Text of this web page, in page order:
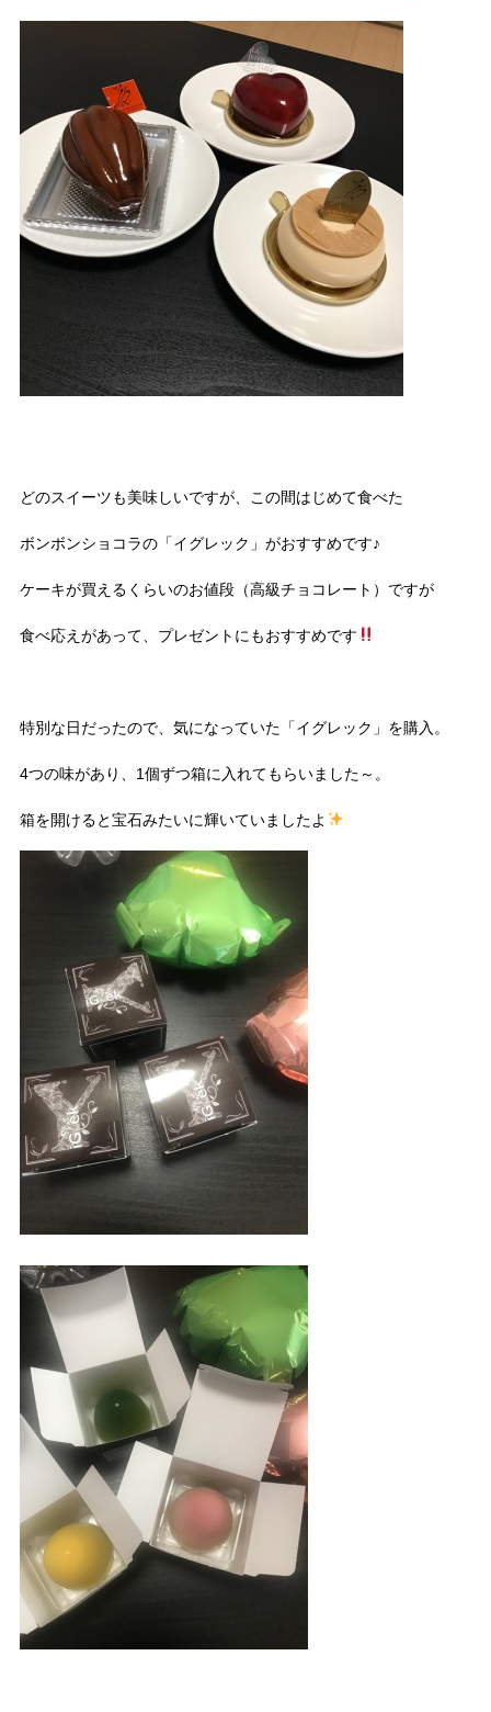
どのスイーツも美味しいですが、この間はじめて食べた
ボンボンショコラの「イグレック」がおすすめです♪
ケーキが買えるくらいのお値段（高級チョコレート）ですが
食べ応えがあって、プレゼントにもおすすめです
特別な日だったので、気になっていた「イグレック」を購入。
4つの味があり、1個ずつ箱に入れてもらいました～。
箱を開けると宝石みたいに輝いていましたよ